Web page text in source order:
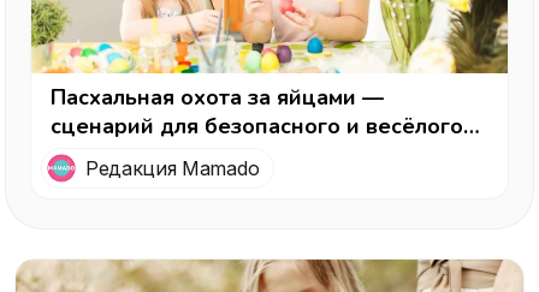
Пасхальная охота за яйцами —
сценарий для безопасного и весёлого
праздника
Редакция Mamado